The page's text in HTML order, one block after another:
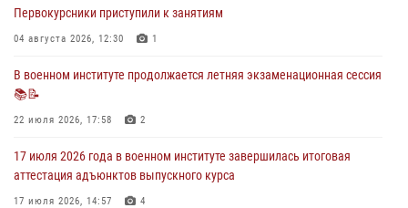
28 июля 2026 года в военном институте организована беседа и
праздничный молебен
В военном институте завершается летняя экзаменационная сессия
28 июля 2026, 10:41
Первокурсники приступили к занятиям
04 августа 2026, 12:30 1
В военном институте продолжается летняя экзаменационная сессия
📚📝
22 июля 2026, 17:58 2
17 июля 2026 года в военном институте завершилась итоговая
аттестация адъюнктов выпускного курса
17 июля 2026, 14:57 4